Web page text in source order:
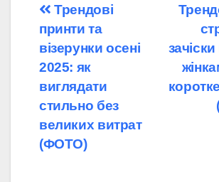
Навігація
записів
зачіски
Трендові
принти та
візерунки осені
2025: як
виглядати
стильно без
великих витрат
(ФОТО)